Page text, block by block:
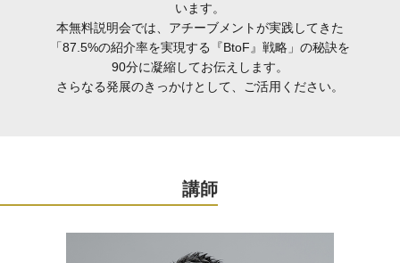
います。
本無料説明会では、アチーブメントが実践してきた
「87.5%の紹介率を実現する『BtoF』戦略」の秘訣を
90分に凝縮してお伝えします。
さらなる発展のきっかけとして、ご活用ください。
講師